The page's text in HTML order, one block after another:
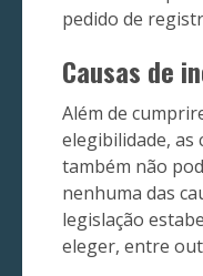
pedido de
Causas de
Além de
elegibilidade, as
também não
nenhuma das
legislação
eleger, entre